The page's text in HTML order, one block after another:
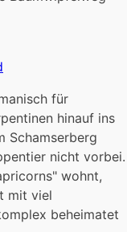
für
hinauf ins
Schamserberg
nicht vorbei.
wohnt,
mit viel
beheimatet